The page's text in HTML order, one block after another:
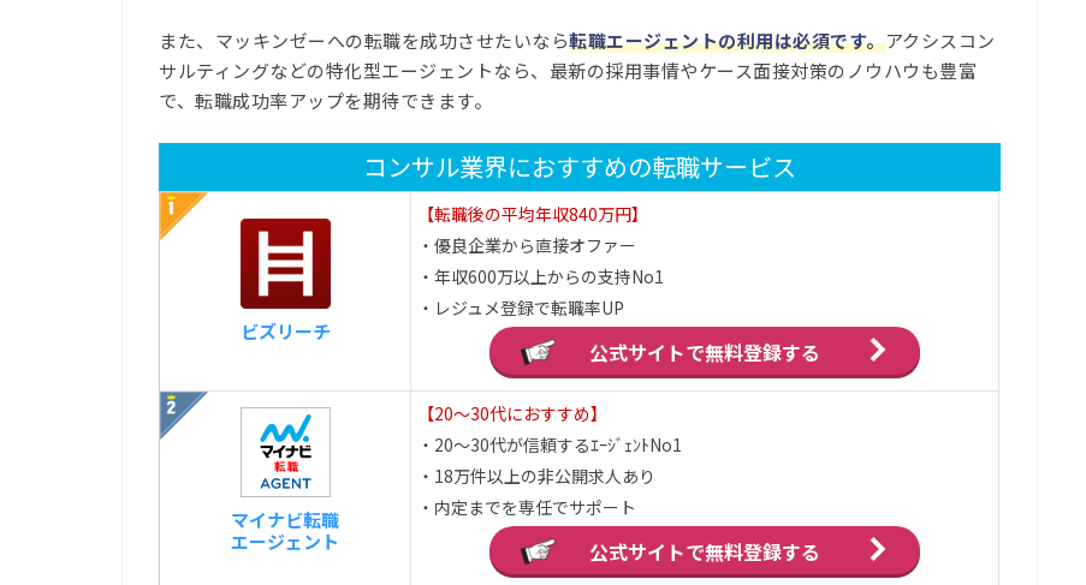
また、マッキンゼーへの転職を成功させたいなら転職エージェントの利用は必須です。アクシスコン
サルティングなどの特化型エージェントなら、最新の採用事情やケース面接対策のノウハウも豊富
で、転職成功率アップを期待できます。
コンサル業界におすすめの転職サービス
ビズリーチ
【転職後の平均年収840万円】
・優良企業から直接オファー
・年収600万以上からの支持No1
・レジュメ登録で転職率UP
公式サイトで無料登録する
マイナビ転職
エージェント
【20～30代におすすめ】
・20～30代が信頼するｴｰｼﾞｪﾝﾄNo1
・18万件以上の非公開求人あり
・内定までを専任でサポート
公式サイトで無料登録する